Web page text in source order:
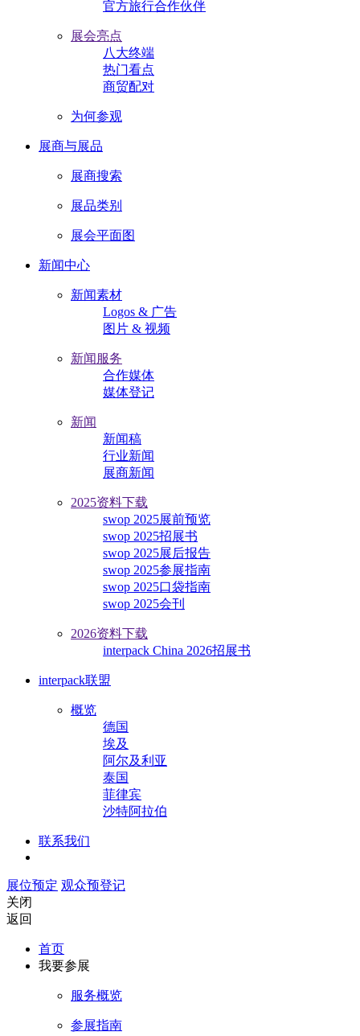
官方旅行合作伙伴
展会亮点
八大终端
热门看点
商贸配对
为何参观
展商与展品
展商搜索
展品类别
展会平面图
新闻中心
新闻素材
Logos & 广告
图片 & 视频
新闻服务
合作媒体
媒体登记
新闻
新闻稿
行业新闻
展商新闻
2025资料下载
swop 2025展前预览
swop 2025招展书
swop 2025展后报告
swop 2025参展指南
swop 2025口袋指南
swop 2025会刊
2026资料下载
interpack China 2026招展书
interpack联盟
概览
德国
埃及
阿尔及利亚
泰国
菲律宾
沙特阿拉伯
联系我们
展位预定 观众预登记
关闭
返回
首页
我要参展
服务概览
参展指南